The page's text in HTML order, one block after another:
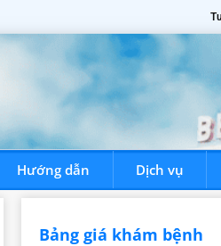
Giới thiệu Chuyên khoa
Hướng dẫn Dịch vụ
Bảng giá khám bệnh